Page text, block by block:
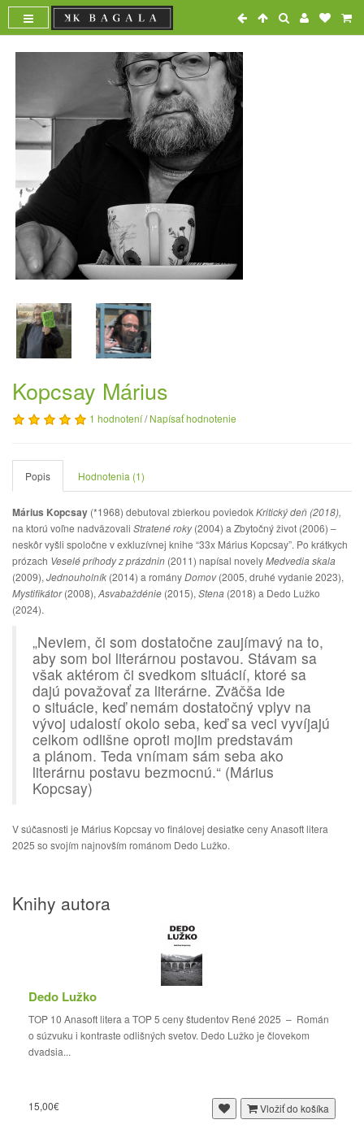
Kopcsay Márius
1 hodnotení/Napísať hodnotenie
Popis Hodnotenia (1)
Márius Kopcsay (*1968) debutoval zbierkou poviedokKritický deň (2018),
na ktorú voľne nadväzovali Stratené roky(2004) a Zbytočný život (2006) –
neskôr vyšli spoločne v exkluzívnej knihe “33x Márius Kopcsay”. Po krátkych
prózach Veselé príhody z prázdnin (2011) napísal novelyMedvedia skala
(2009), Jednouholník (2014) a rományDomov(2005, druhé vydanie 2023),
Mystifikátor(2008), Asvabaždénie (2015), Stena (2018) a Dedo Lužko
(2024).
„Neviem, či som dostatočne zaujímavý na to,
aby som bol literárnou postavou. Stávam sa
však aktérom či svedkom situácií, ktoré sa
dajú považovať za literárne. Zväčša ide
o situácie, keď nemám dostatočný vplyv na
vývoj udalostí okolo seba, keď sa veci vyvíjajú
celkom odlišne oproti mojim predstavám
a plánom. Teda vnímam sám seba ako
literárnu postavu bezmocnú.“ (Márius
Kopcsay)
V súčasnosti je Márius Kopcsay vo finálovej desiatke ceny Anasoft litera
2025 so svojím najnovším románom Dedo Lužko.
Knihy autora
Dedo Lužko
TOP 10 Anasoft litera a TOP 5 ceny študentov René 2025 – Román
o súzvuku i kontraste odlišných svetov. Dedo Lužko je človekom
dvadsia...
15,00€ Vložiť do košíka